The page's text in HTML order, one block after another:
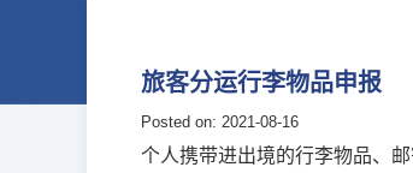
旅客分运行李物品申报
Posted on: 2021-08-16
个人携带进出境的行李物品、